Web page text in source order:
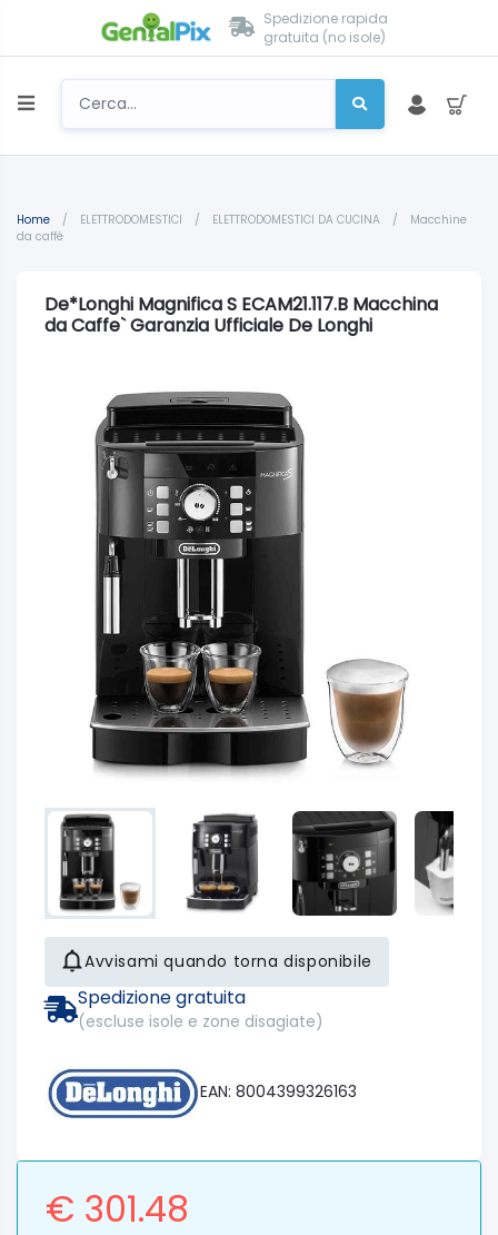
Spedizione rapida
gratuita (no isole)
Home / ELETTRODOMESTICI / ELETTRODOMESTICI DA CUCINA /
Macchine
da caffè
De*Longhi Magnifica S ECAM21.117.B Macchina
da Caffe` Garanzia Ufficiale De Longhi
Avvisami quando torna disponibile
Spedizione gratuita
(escluse isole e zone disagiate)
EAN: 8004399326163
€ 301.48